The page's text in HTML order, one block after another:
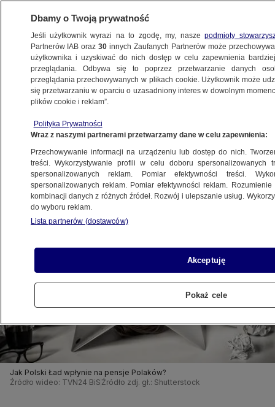
BIZNES
Z KRAJU
wypalonych zawodowo
12.12.2021, 14:17
Udostępnij
Jak Polski Ład wpłynie na pensje Polaków?
Źródło wideo: TVN24 BiS Źródło zdj. gł.: Shutterstock
Dbamy o Twoją prywatność
Jeśli użytkownik wyrazi na to zgodę, my, naszepodmioty
Partnerów IAB oraz30 innych Zaufanych Partnerów może
użytkownika i uzyskiwać do nich dostęp w celu zapewnienia
przeglądania. Odbywa się to poprzez przetwarzanie danych
przeglądania przechowywanych w plikach cookie. Użytkownik może
się przetwarzaniu w oparciu o uzasadniony interes w dowolnym
plików cookie i reklam”.
Polityka Prywatności
Wraz z naszymi partnerami przetwarzamy dane w celu zapewnienia:
Przechowywanie informacji na urządzeniu lub dostęp do nich.
treści. Wykorzystywanie profili w celu doboru spersonalizowanych
spersonalizowanych reklam. Pomiar efektywności treści.
spersonalizowanych reklam. Pomiar efektywności reklam.
kombinacji danych z różnych źródeł. Rozwój i ulepszanie usług.
do wyboru reklam.
Lista partnerów (dostawców)
Akceptuję
Pokaż cele